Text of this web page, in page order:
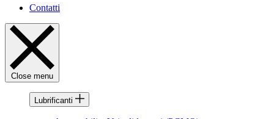
Contatti
Close menu
Lubrificanti